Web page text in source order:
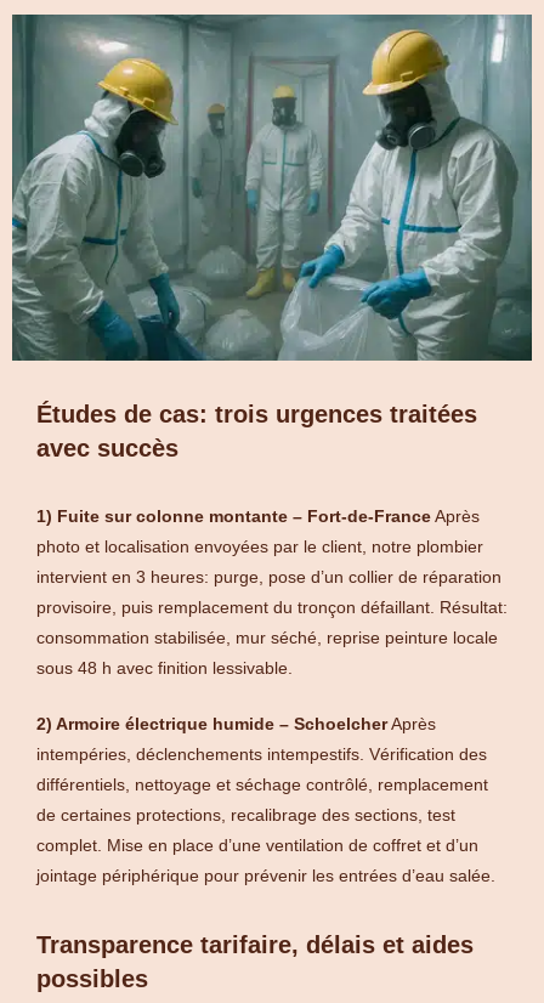
Études de cas: trois urgences traitées
avec succès
1) Fuite sur colonne montante – Fort-de-FranceAprès
photo et localisation envoyées par le client, notre plombier
intervient en 3 heures: purge, pose d’un collier de réparation
provisoire, puis remplacement du tronçon défaillant. Résultat:
consommation stabilisée, mur séché, reprise peinture locale
sous 48 h avec finition lessivable.
2) Armoire électrique humide – SchoelcherAprès
intempéries, déclenchements intempestifs. Vérification des
différentiels, nettoyage et séchage contrôlé, remplacement
de certaines protections, recalibrage des sections, test
complet. Mise en place d’une ventilation de coffret et d’un
jointage périphérique pour prévenir les entrées d’eau salée.
Transparence tarifaire, délais et aides
possibles